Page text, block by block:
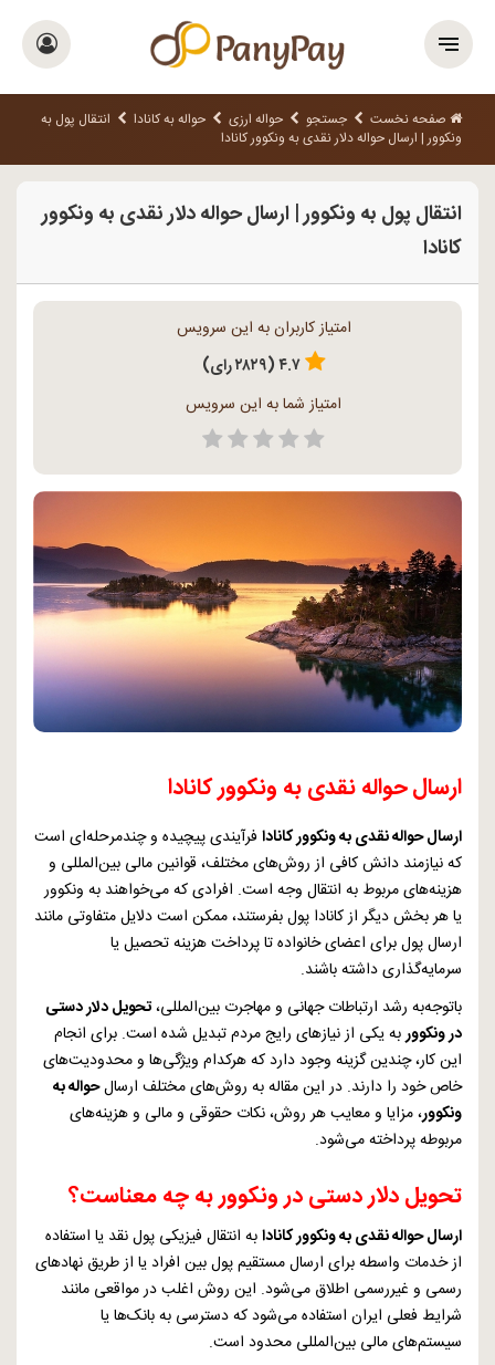
صفحه نخست جستجو حواله ارزی حواله به کانادا
انتقال پول به
ونکوور | ارسال حواله دلار نقدی به ونکوور کانادا
انتقال پول به ونکوور | ارسال حواله دلار نقدی به ونکوور
کانادا
امتیاز کاربران به این سرویس
۴.۷ (۲۸۲۹ رای)
امتیاز شما به این سرویس
ارسال حواله نقدی به ونکوور کانادا
ارسال حواله نقدی به ونکوور کانادا فرآیندی پیچیده و چندمرحله‌ای است
که نیازمند دانش کافی از روش‌های مختلف، قوانین مالی بین‌المللی و
هزینه‌های مربوط به انتقال وجه است. افرادی که می‌خواهند به ونکوور
یا هر بخش دیگر از کانادا پول بفرستند، ممکن است دلایل متفاوتی مانند
ارسال پول برای اعضای خانواده تا پرداخت هزینه تحصیل یا
سرمایه‌گذاری داشته باشند.
باتوجه‌به رشد ارتباطات جهانی و مهاجرت بین‌المللی،تحویل دلار دستی
در ونکووربه یکی از نیازهای رایج مردم تبدیل شده است. برای انجام
این کار، چندین گزینه وجود دارد که هرکدام ویژگی‌ها و محدودیت‌های
خاص خود را دارند. در این مقاله به روش‌های مختلف ارسالحواله به
ونکوور، مزایا و معایب هر روش، نکات حقوقی و مالی و هزینه‌های
مربوطه پرداخته می‌شود.
تحویل دلار دستی در ونکوور به چه معناست؟
ارسال حواله نقدی به ونکوور کانادابه انتقال فیزیکی پول نقد یا استفاده
از خدمات واسطه برای ارسال مستقیم پول بین افراد یا از طریق نهادهای
رسمی و غیررسمی اطلاق می‌شود. این روش اغلب در مواقعی مانند
شرایط فعلی ایران استفاده می‌شود که دسترسی به بانک‌ها یا
سیستم‌های مالی بین‌المللی محدود است.